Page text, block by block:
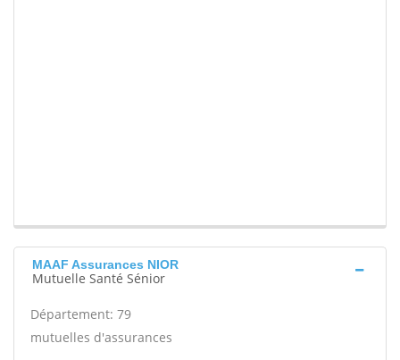
MAAF Assurances NIOR
Mutuelle Santé Sénior
Département: 79
mutuelles d'assurances